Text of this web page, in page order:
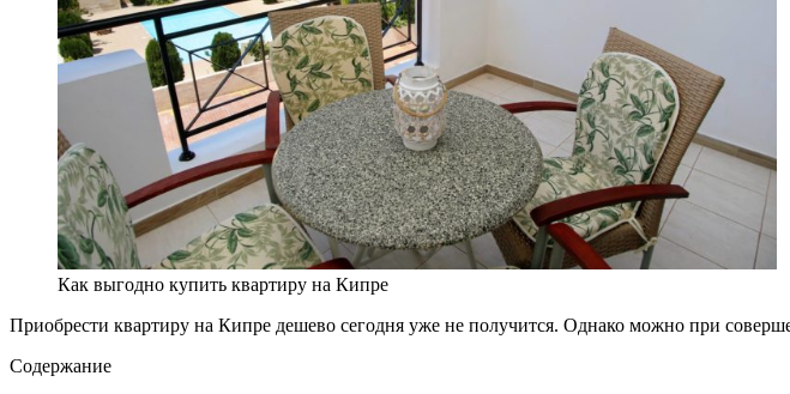
Как выгодно купить квартиру на Кипре
Приобрести квартиру на Кипре дешево сегодня уже не получится. Однако можно при
Содержание